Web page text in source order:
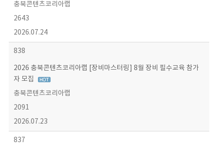
충북콘텐츠코리아랩
2643
2026.07.24
838
2026 충북콘텐츠코리아랩 [장비마스터링] 8월 장비 필수교육 참가
자 모집
충북콘텐츠코리아랩
2091
2026.07.23
837